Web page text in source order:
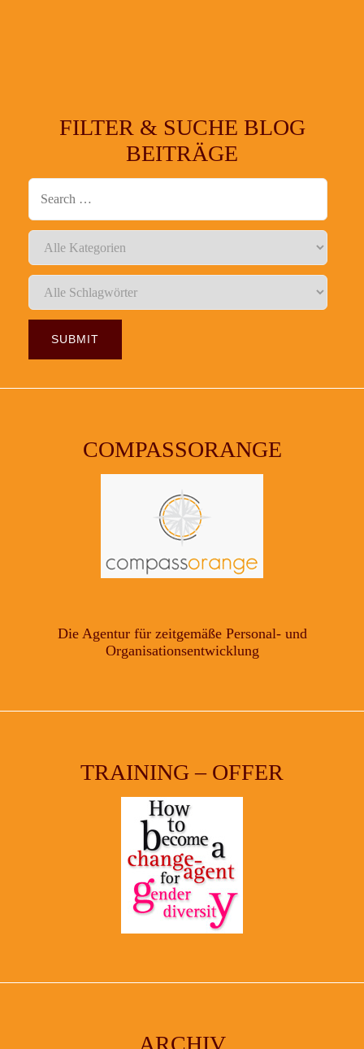
FILTER & SUCHE BLOG
BEITRÄGE
COMPASSORANGE
Die Agentur für zeitgemäße Personal- und
Organisationsentwicklung
TRAINING – OFFER
ARCHIV